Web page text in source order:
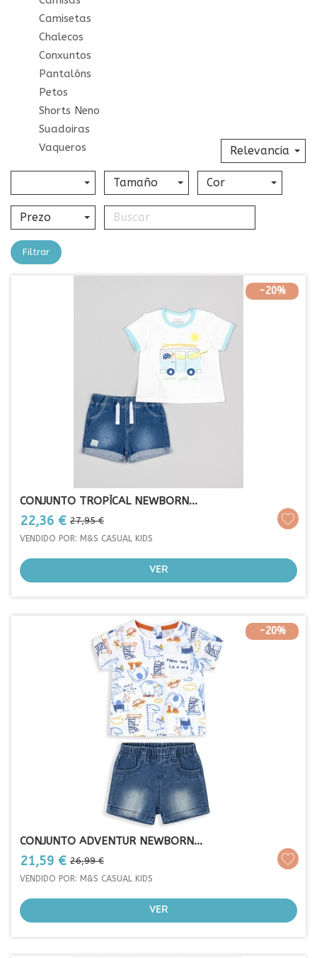
Camisetas
Chalecos
Conxuntos
Pantalóns
Petos
Shorts Neno
Suadoiras
Vaqueros
Tamaño Cor
Prezo
Relevancia
Filtrar
-20%
CONJUNTO TROPÌCAL NEWBORN...
Prezo
22,36 € Prezo
base
27,95 €
VENDIDO POR: M&S CASUAL KIDS
VER
-20%
CONJUNTO ADVENTUR NEWBORN...
Prezo
21,59 € Prezo
base
26,99 €
VENDIDO POR: M&S CASUAL KIDS
VER